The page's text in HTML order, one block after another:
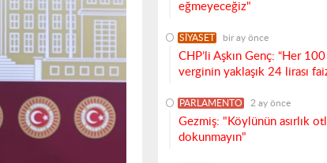
eğmeyeceğiz"
SİYASET bir ay önce
CHP’li Aşkın Genç: “Her
verginin yaklaşık 24 lirası
PARLAMENTO 2 ay önce
Gezmiş: "Köylünün asırlık
dokunmayın"